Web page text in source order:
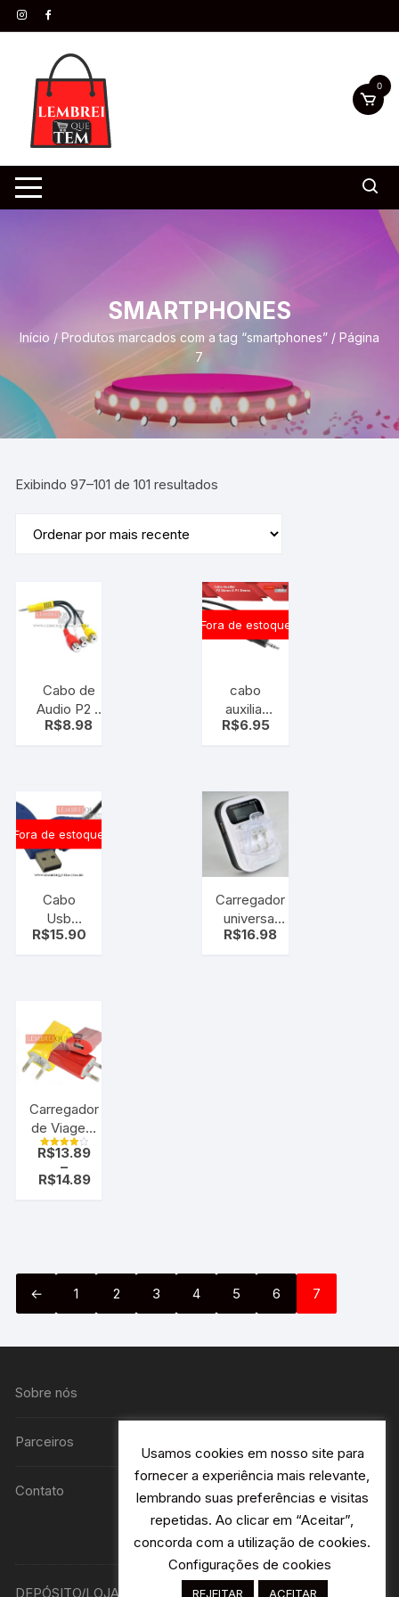
0
SMARTPHONES
Início / Produtos marcados com a tag “smartphones”/ Página
7
Exibindo 97–101 de 101 resultados
Cabo de
Audio P2 x
RCA para
componente
(rca fêmea)
R$8.98
Fora de estoque
cabo
auxiliar
p2
3.5mm
p2xp1
R$6.95
Fora de estoque
Cabo
Usb
Nokia
antiga
R$15.90
Carregador
universal
para
R$16.98
Carregador
de Viagem
USB , Para
todos
celulares
Avaliação
de 5
R$13.89
–
R$14.89
← 1 2 3 4 5 6 7
Sobre nós
Parceiros
Contato
DEPÓSITO/LOJA R. Avião Bandeirantes 115 H2- Jardim
Usamos cookies em nosso site para
fornecer a experiência mais relevante,
lembrando suas preferências e visitas
repetidas. Ao clicar em “Aceitar”,
concorda com a utilização de cookies.
Configurações de cookies
REJEITAR ACEITAR